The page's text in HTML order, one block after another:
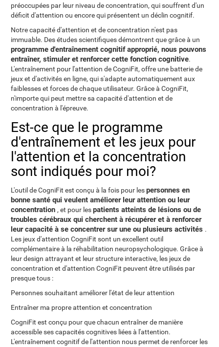
préoccupées par leur niveau de concentration, qui souffrent d'un
déficit d'attention ou encore qui présentent un déclin cognitif.
Notre capacité d'attention et de concentration n'est pas
immuable. Des études scientifiques démontrent que grâce à un
programme d'entraînement cognitif approprié, nous pouvons
entraîner, stimuler et renforcer cette fonction cognitive.
L'entraînement pour l'attention de CogniFit, offre une batterie de
jeux et d'activités en ligne, qui s'adapte automatiquement aux
faiblesses et forces de chaque utilisateur. Grâce à CogniFit,
n'importe qui peut mettre sa capacité d'attention et de
concentration à l'épreuve.
Est-ce que le programme
d'entraînement et les jeux pour
l'attention et la concentration
sont indiqués pour moi?
L'outil de CogniFit est conçu à la fois pour lespersonnes en
bonne santé qui veulent améliorer leur attention ou leur
concentration, et pour lespatients atteints de lésions ou de
troubles cérébraux qui cherchent à récupérer et à renforcer
leur capacité à se concentrer sur une ou plusieurs activités .
Les jeux d'attention CogniFit sont un excellent outil
complémentaire à la réhabilitation neuropsychologique. Grâce à
leur design attrayant et leur structure interactive, les jeux de
concentration et d'attention CogniFit peuvent être utilisés par
presque tous :
Personnes souhaitant améliorer l'état de leur attention
Entraîner ma propre attention et concentration
CogniFit est conçu pour que chacun entraîner de manière
accessible ses capacités cognitives liées à l'attention.
L'entraînement cognitif de l'attention nous permet de renforcer les